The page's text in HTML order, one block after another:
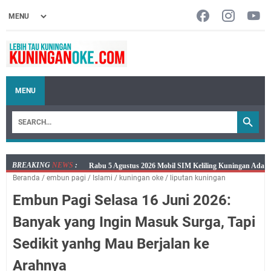
MENU
BREAKING NEWS :
Embun Pagi Rabu 5 Agustus 2026: Tidak Perlu Iri, Kita
Punya Takdir Masing-masing, Hidup yang Terlihat
Mewah, Belum Tentu Indah
Rabu 5 Agustus 2026
Agenda Kegiatan Bupati Kuningan Kamis 6 Agustus
Beranda / embun pagi / Islami / kuningan oke / liputan kuningan
Embun Pagi Selasa 16 Juni 2026:
Banyak yang Ingin Masuk Surga, Tapi
Sedikit yanhg Mau Berjalan ke
Arahnya